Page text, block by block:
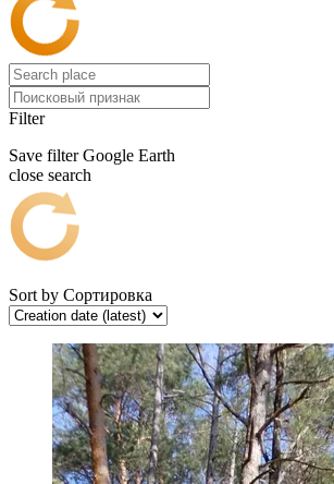
Filter
Save filter Google Earth
close search
Sort by Сортировка